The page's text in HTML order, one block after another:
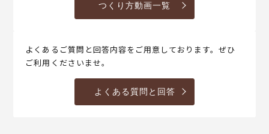
つくり方動画一覧
よくあるご質問と回答内容をご用意しております。ぜひ
ご利用くださいませ。
よくある質問と回答